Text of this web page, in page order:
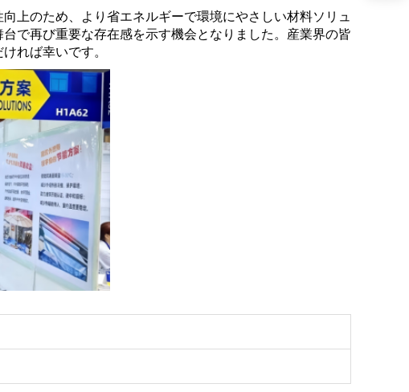
上のため、より省エネルギーで環境にやさしい材料ソリュ
で再び重要な存在感を示す機会となりました。産業界の皆
れば幸いです。